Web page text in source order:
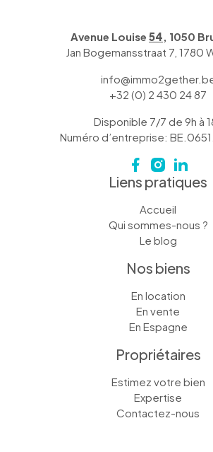
Avenue Louise 54, 1050
Jan Bogemansstraat 7, 1780
+32 (0) 2 430 24 87
Disponible 7/7 de 9h à
Numéro d’entreprise:
Liens pratiques
Accueil
Qui sommes-nous ?
Le blog
Nos biens
En location
En vente
En Espagne
Propriétaires
Estimez votre bien
Expertise
Contactez-nous